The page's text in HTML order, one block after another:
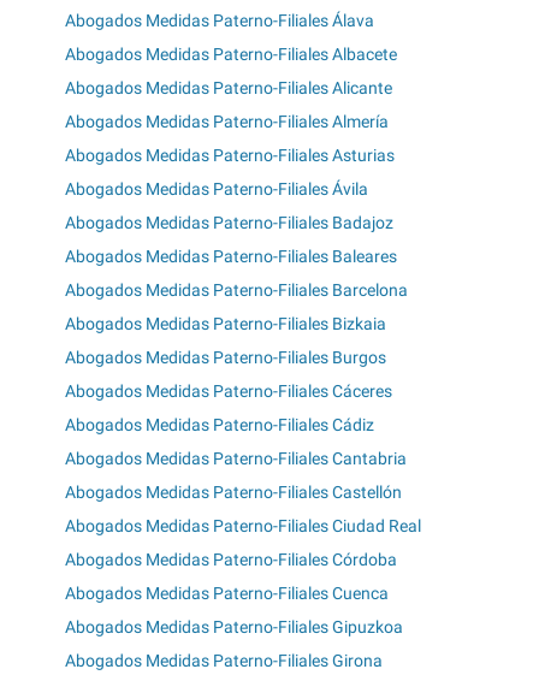
Abogados Medidas Paterno-Filiales Álava
Abogados Medidas Paterno-Filiales Albacete
Abogados Medidas Paterno-Filiales Alicante
Abogados Medidas Paterno-Filiales Almería
Abogados Medidas Paterno-Filiales Asturias
Abogados Medidas Paterno-Filiales Ávila
Abogados Medidas Paterno-Filiales Badajoz
Abogados Medidas Paterno-Filiales Baleares
Abogados Medidas Paterno-Filiales Barcelona
Abogados Medidas Paterno-Filiales Bizkaia
Abogados Medidas Paterno-Filiales Burgos
Abogados Medidas Paterno-Filiales Cáceres
Abogados Medidas Paterno-Filiales Cádiz
Abogados Medidas Paterno-Filiales Cantabria
Abogados Medidas Paterno-Filiales Castellón
Abogados Medidas Paterno-Filiales Ciudad Real
Abogados Medidas Paterno-Filiales Córdoba
Abogados Medidas Paterno-Filiales Cuenca
Abogados Medidas Paterno-Filiales Gipuzkoa
Abogados Medidas Paterno-Filiales Girona